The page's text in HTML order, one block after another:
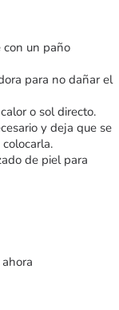
con un paño
para no dañar el
o sol directo.
y deja que se
de piel para